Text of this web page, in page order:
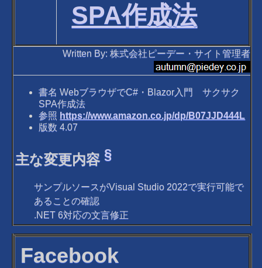
SPA作成法
Written By: 株式会社ピーデー・サイト管理者
書名 WebブラウザでC#・Blazor入門 サクサク
SPA作成法
参照 https://www.amazon.co.jp/dp/B07JJD444L
版数 4.07
主な変更内容§
サンプルソースがVisual Studio 2022で実行可能で
あることの確認
.NET 6対応の文言修正
Facebook